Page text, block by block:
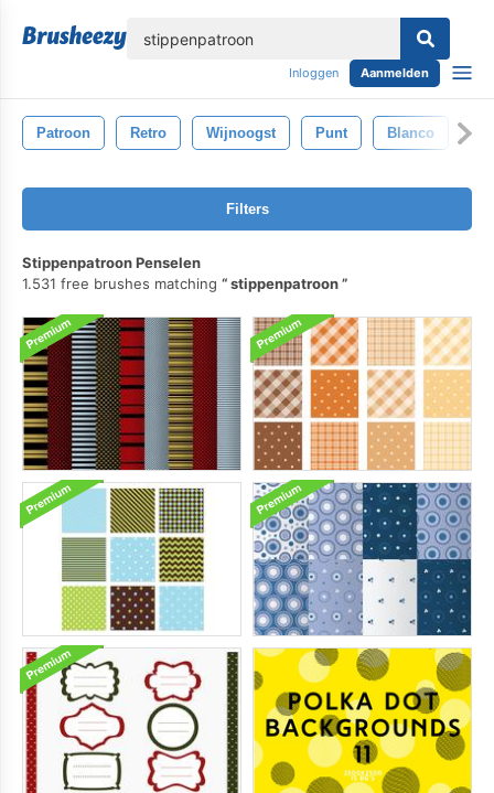
Inloggen Aanmelden
Patroon Retro Wijnoogst Punt Blanco
Filters
Stippenpatroon Penselen
1.531 free brushes matching
stippenpatroon